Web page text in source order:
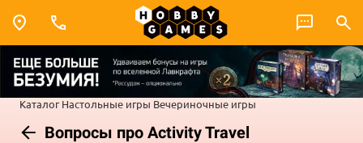
Каталог Настольные игры Вечериночные игры
Вопросы про Activity Travel